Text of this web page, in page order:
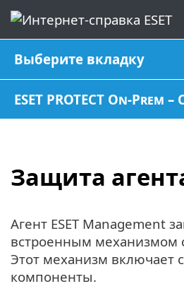
Выберите вкладку
ESET PROTECT On-Prem
Защита
Агент ESET Management
встроенным механизмом
Этот механизм включает
компоненты.